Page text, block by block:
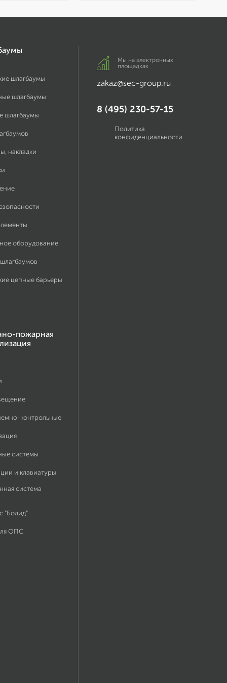
шлагбаумы
шлагбаумы
шлагбаумы
накладки
оборудование
цепные барьеры
пожарная
контрольные
системы
и клавиатуры
система
"Болид"
ОПС
Мы на электронных
площадках
zakaz@sec-group.ru
8 (495) 230-57-15
Политика
конфиденциальности